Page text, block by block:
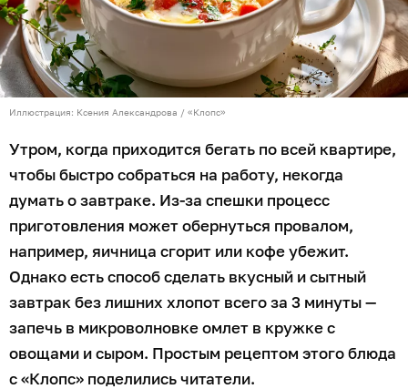
Иллюстрация: Ксения Александрова / «Клопс»
Утром, когда приходится бегать по всей квартире,
чтобы быстро собраться на работу, некогда
думать о завтраке. Из-за спешки процесс
приготовления может обернуться провалом,
например, яичница сгорит или кофе убежит.
Однако есть способ сделать вкусный и сытный
завтрак без лишних хлопот всего за 3 минуты —
запечь в микроволновке омлет в кружке с
овощами и сыром. Простым рецептом этого блюда
с «Клопс» поделились читатели.